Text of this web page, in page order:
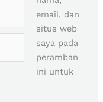
email, dan
situs web
saya pada
peramban
ini untuk